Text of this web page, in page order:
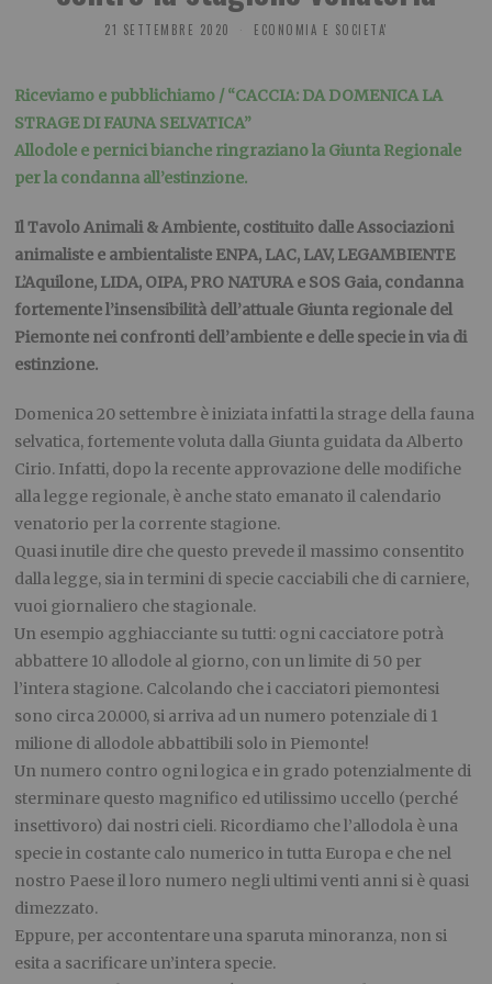
21 SETTEMBRE 2020 ECONOMIA E SOCIETA'
Riceviamo e pubblichiamo / “CACCIA: DA DOMENICA LA
STRAGE DI FAUNA SELVATICA”
Allodole e pernici bianche ringraziano la Giunta Regionale
per la condanna all’estinzione.
Il Tavolo Animali & Ambiente, costituito dalle Associazioni
animaliste e ambientaliste ENPA, LAC, LAV, LEGAMBIENTE
L’Aquilone, LIDA, OIPA, PRO NATURA e SOS Gaia, condanna
fortemente l’insensibilità dell’attuale Giunta regionale del
Piemonte nei confronti dell’ambiente e delle specie in via di
estinzione.
Domenica 20 settembre è iniziata infatti la strage della fauna
selvatica, fortemente voluta dalla Giunta guidata da Alberto
Cirio. Infatti, dopo la recente approvazione delle modifiche
alla legge regionale, è anche stato emanato il calendario
venatorio per la corrente stagione.
Quasi inutile dire che questo prevede il massimo consentito
dalla legge, sia in termini di specie cacciabili che di carniere,
vuoi giornaliero che stagionale.
Un esempio agghiacciante su tutti: ogni cacciatore potrà
abbattere 10 allodole al giorno, con un limite di 50 per
l’intera stagione. Calcolando che i cacciatori piemontesi
sono circa 20.000, si arriva ad un numero potenziale di 1
milione di allodole abbattibili solo in Piemonte!
Un numero contro ogni logica e in grado potenzialmente di
sterminare questo magnifico ed utilissimo uccello (perché
insettivoro) dai nostri cieli. Ricordiamo che l’allodola è una
specie in costante calo numerico in tutta Europa e che nel
nostro Paese il loro numero negli ultimi venti anni si è quasi
dimezzato.
Eppure, per accontentare una sparuta minoranza, non si
esita a sacrificare un’intera specie.